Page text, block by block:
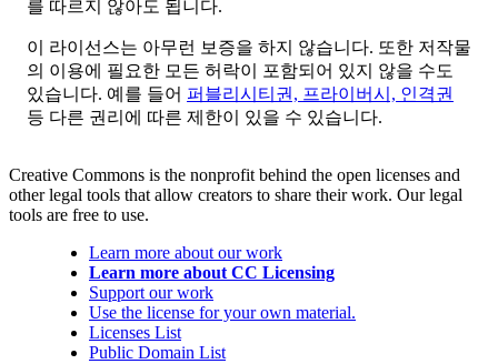
를 따르지 않아도 됩니다.
이 라이선스는 아무런 보증을 하지 않습니다. 또한 저작물
의 이용에 필요한 모든 허락이 포함되어 있지 않을 수도
있습니다. 예를 들어 퍼블리시티권, 프라이버시, 인격권
등 다른 권리에 따른 제한이 있을 수 있습니다.
Creative Commons is the nonprofit behind the open licenses and
other legal tools that allow creators to share their work. Our legal
tools are free to use.
Learn more about our work
Learn more about CC Licensing
Support our work
Use the license for your own material.
Licenses List
Public Domain List